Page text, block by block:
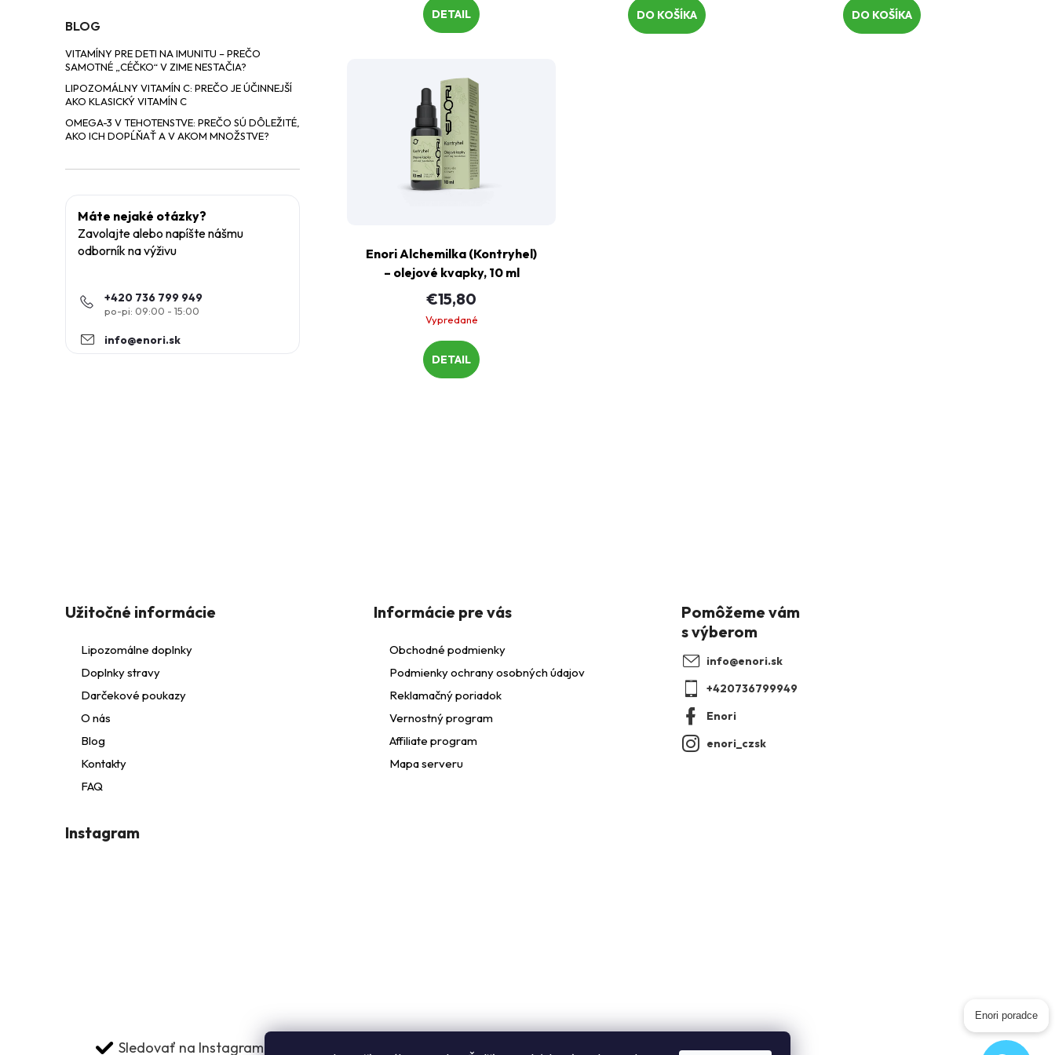
BLOG
VITAMÍNY PRE DETI NA IMUNITU – PREČO
SAMOTNÉ „CÉČKO“ V ZIME NESTAČIA?
LIPOZOMÁLNY VITAMÍN C: PREČO JE ÚČINNEJŠÍ
AKO KLASICKÝ VITAMÍN C
OMEGA-3 V TEHOTENSTVE: PREČO SÚ DÔLEŽITÉ,
AKO ICH DOPĹŇAŤ A V AKOM MNOŽSTVE?
Máte nejaké otázky?
Zavolajte alebo napíšte nášmu
odborník na výživu
info@enori.sk
+420 736 799 949
DETAIL DO KOŠÍKA DO KOŠÍKA
Enori Alchemilka (Kontryhel)
–⁠ olejové kvapky, 10 ml
€15,80
Vypredané
DETAIL
s
Užitočné informácie
Lipozomálne doplnky
Doplnky stravy
Darčekové poukazy
O nás
Blog
Kontakty
FAQ
Informácie pre vás
Obchodné podmienky
Podmienky ochrany osobných údajov
Reklamačný poriadok
Vernostný program
Affiliate program
Mapa serveru
info@enori.sk
+420736799949
Enori
enori_czsk
Instagram
Sledovať na Instagrame
Enori poradce